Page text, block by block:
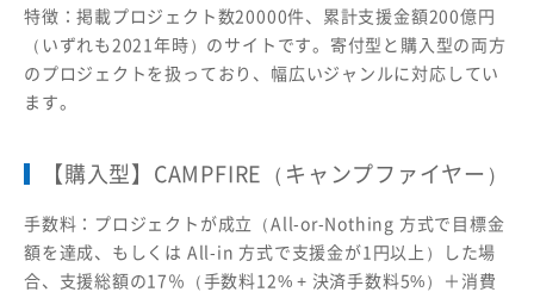
特徴：掲載プロジェクト数20000件、累計支援金額200億円
（いずれも2021年時）のサイトです。寄付型と購入型の両方
のプロジェクトを扱っており、幅広いジャンルに対応してい
ます。
【購入型】CAMPFIRE（キャンプファイヤー）
手数料：プロジェクトが成立（All-or-Nothing 方式で目標金
額を達成、もしくは All-in 方式で支援金が1円以上）した場
合、支援総額の17％（手数料12% + 決済手数料5%）＋消費